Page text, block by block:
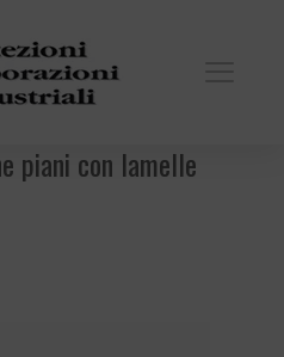
piani con lamelle